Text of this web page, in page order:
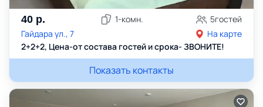
40 р. 1-комн. 5гостей
Гайдара ул., 7
На карте
2+2+2, Цена-от состава гостей и срока- ЗВОНИТЕ!
Показать контакты